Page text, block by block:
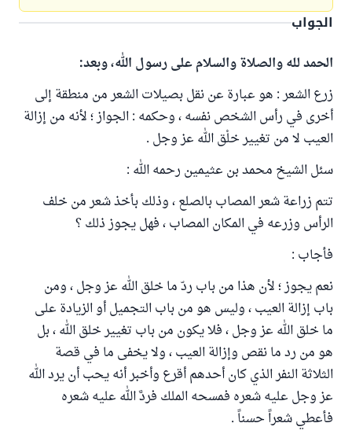
الجواب
الحمد لله والصلاة والسلام على رسول الله، وبعد:
زرع الشعر : هو عبارة عن نقل بصيلات الشعر من منطقة إلى
أخرى في رأس الشخص نفسه ، وحكمه : الجواز ؛ لأنه من إزالة
العيب لا من تغيير خلْق الله عز وجل .
سئل الشيخ محمد بن عثيمين رحمه الله :
تتم زراعة شعر المصاب بالصلع ، وذلك بأخذ شعر من خلف
الرأس وزرعه في المكان المصاب ، فهل يجوز ذلك ؟
فأجاب :
نعم يجوز ؛ لأن هذا من باب ردّ ما خلق الله عز وجل ، ومن
باب إزالة العيب ، وليس هو من باب التجميل أو الزيادة على
ما خلق الله عز وجل ، فلا يكون من باب تغيير خلق الله ، بل
هو من رد ما نقص وإزالة العيب ، ولا يخفى ما في قصة
الثلاثة النفر الذي كان أحدهم أقرع وأخبر أنه يحب أن يرد الله
عز وجل عليه شعره فمسحه الملك فردَّ الله عليه شعره
فأعطي شعراً حسناً .